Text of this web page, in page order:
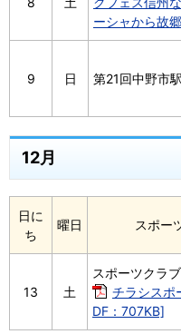
ーシャから故
9 日 第21回中野市
12月
日に
ち
曜日 スポー
13 土
スポーツクラ
チラシスポ
DF：707KB]